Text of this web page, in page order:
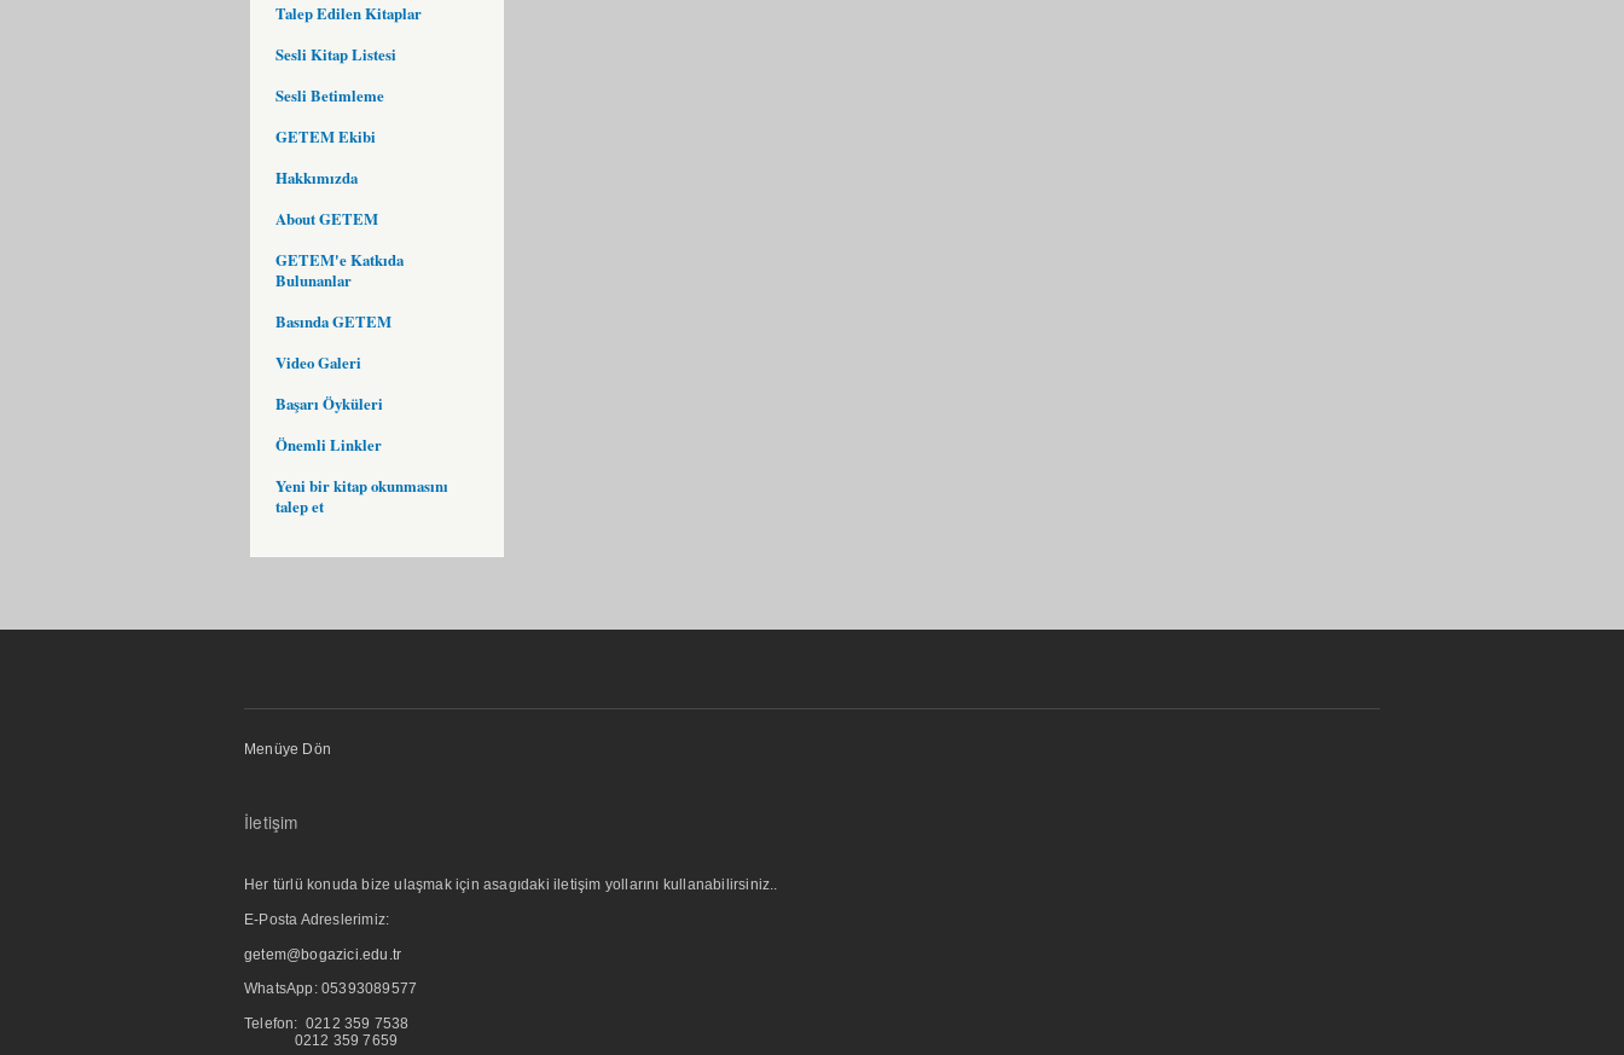
Talep Edilen Kitaplar
Sesli Kitap Listesi
Sesli Betimleme
GETEM Ekibi
Hakkımızda
About GETEM
GETEM'e Katkıda
Bulunanlar
Basında GETEM
Video Galeri
Başarı Öyküleri
Önemli Linkler
Yeni bir kitap okunmasını
talep et
Menüye Dön
İletişim
Her türlü konuda bize ulaşmak için asagıdaki iletişim yollarını kullanabilirsiniz..
E-Posta Adreslerimiz:
getem@bogazici.edu.tr
WhatsApp: 05393089577
Telefon: 0212 359 7538
0212 359 7659